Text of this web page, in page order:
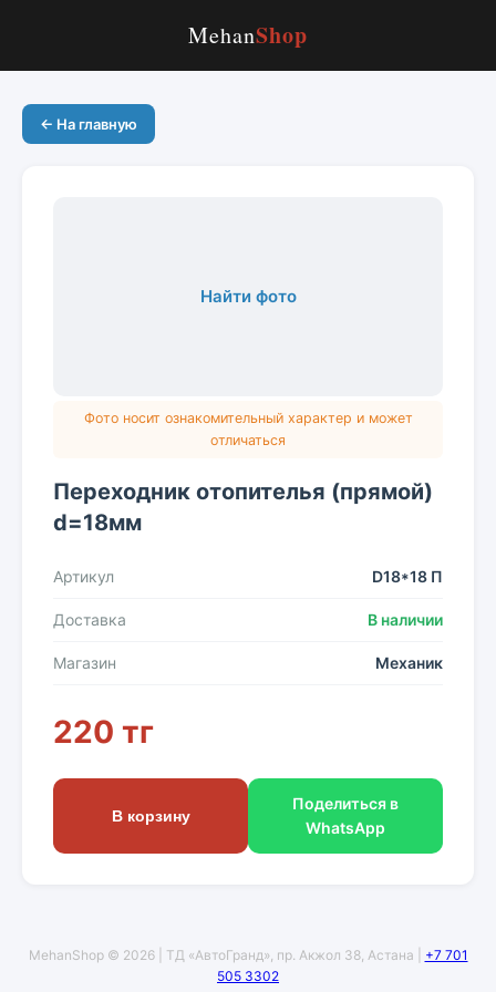
MehanShop
← На главную
Найти фото
Фото носит ознакомительный характер и может
отличаться
Переходник отопителья (прямой)
d=18мм
Артикул D18*18 П
Доставка В наличии
Магазин Механик
220 тг
В корзину
Поделиться в
WhatsApp
MehanShop © 2026 | ТД «АвтоГранд», пр. Акжол 38, Астана | +7 701
505 3302